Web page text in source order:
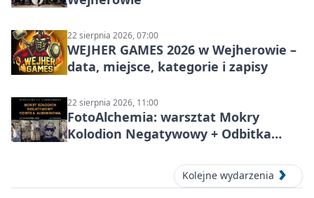
22 sierpnia 2026, 07:00
WEJHER GAMES 2026 w Wejherowie –
data, miejsce, kategorie i zapisy
22 sierpnia 2026, 11:00
FotoAlchemia: warsztat Mokry
Kolodion Negatywowy + Odbitka
Kolejne wydarzenia